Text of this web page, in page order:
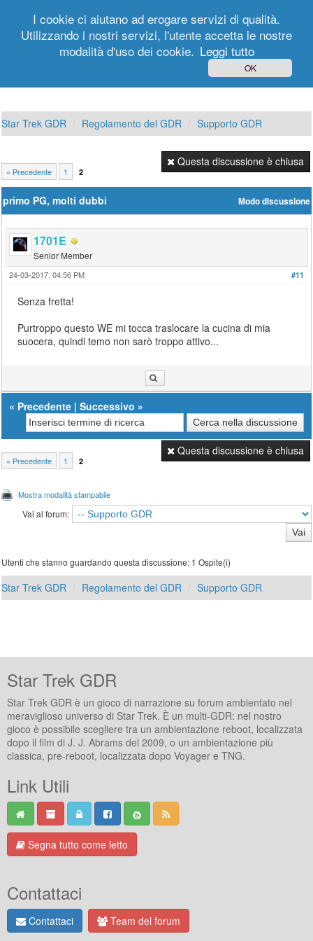
Registrati
Star Trek GDR Regolamento del GDR Supporto GDR
« Precedente 1 2
Questa discussione è chiusa
Modo discussione
primo PG, molti dubbi
1701E
Senior Member
#11
24-03-2017, 04:56 PM
Senza fretta!
Purtroppo questo WE mi tocca traslocare la cucina di mia
suocera, quindi temo non sarò troppo attivo...
« Precedente |Successivo »
« Precedente 1 2
Questa discussione è chiusa
Mostra modalità stampabile
Vai al forum:
Utenti che stanno guardando questa discussione: 1 Ospite(i)
Star Trek GDR Regolamento del GDR Supporto GDR
Star Trek GDR
Star Trek GDR è un gioco di narrazione su forum ambientato nel
meraviglioso universo di Star Trek. È un multi-GDR: nel nostro
gioco è possibile scegliere tra un ambientazione reboot, localizzata
dopo il film di J. J. Abrams del 2009, o un ambientazione più
classica, pre-reboot, localizzata dopo Voyager e TNG.
Link Utili
Segna tutto come letto
Contattaci
Contattaci Team del forum
I cookie ci aiutano ad erogare servizi di qualità.
Utilizzando i nostri servizi, l'utente accetta le nostre
modalità d'uso dei cookie. Leggi tutto
OK